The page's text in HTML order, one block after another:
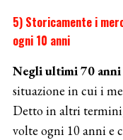
5) Storicamente i
ogni 10 anni
Negli ultimi 70 anni
situazione in cui i
Detto in altri
volte ogni 10 anni e